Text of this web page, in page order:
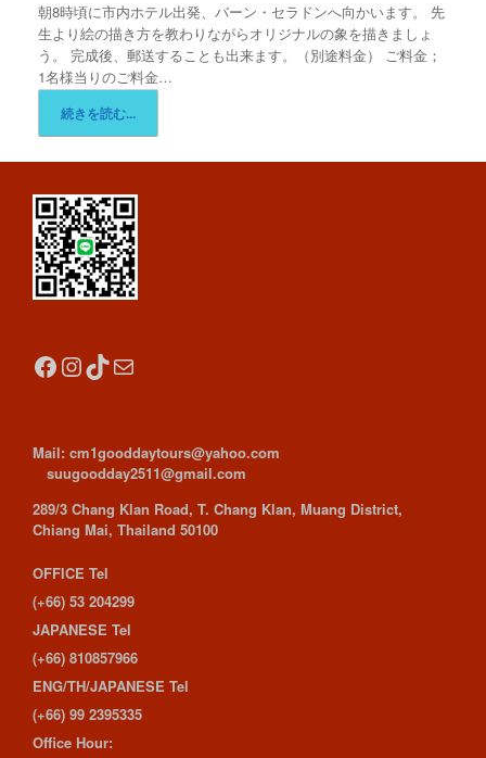
朝8時頃に市内ホテル出発、バーン・セラドンへ向かいます。 先
生より絵の描き方を教わりながらオリジナルの象を描きましょ
う。 完成後、郵送することも出来ます。（別途料金） ご料金；
1名様当りのご料金…
続きを読む...
Facebook
Instagram
TikTok
Mail
Mail: cm1gooddaytours@yahoo.com
suugoodday2511@gmail.com
289/3 Chang Klan Road, T. Chang Klan, Muang District,
Chiang Mai, Thailand 50100
OFFICE Tel
(+66) 53 204299
JAPANESE Tel
(+66) 810857966
ENG/TH/JAPANESE Tel
(+66) 99 2395335
Office Hour: